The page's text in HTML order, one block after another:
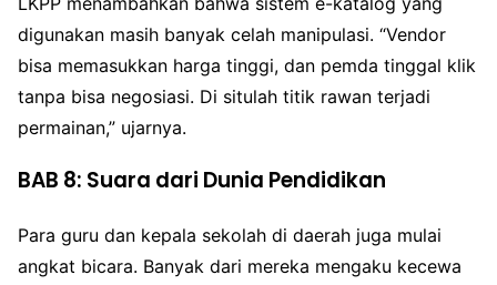
digunakan masih banyak celah manipulasi. “Vendor
bisa memasukkan harga tinggi, dan pemda tinggal klik
tanpa bisa negosiasi. Di situlah titik rawan terjadi
permainan,” ujarnya.
BAB 8: Suara dari Dunia Pendidikan
Para guru dan kepala sekolah di daerah juga mulai
angkat bicara. Banyak dari mereka mengaku kecewa